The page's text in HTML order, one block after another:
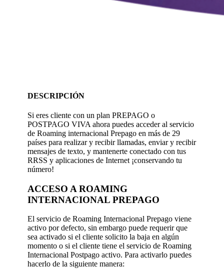
DESCRIPCIÓN
Si eres cliente con un plan PREPAGO o
POSTPAGO VIVA ahora puedes acceder al servicio
de Roaming internacional Prepago en más de 29
países para realizar y recibir llamadas, enviar y recibir
mensajes de texto, y mantenerte conectado con tus
RRSS y aplicaciones de Internet ¡conservando tu
número!
ACCESO A ROAMING
INTERNACIONAL PREPAGO
El servicio de Roaming Internacional Prepago viene
activo por defecto, sin embargo puede requerir que
sea activado si el cliente solicito la baja en algún
momento o si el cliente tiene el servicio de Roaming
Internacional Postpago activo. Para activarlo puedes
hacerlo de la siguiente manera: